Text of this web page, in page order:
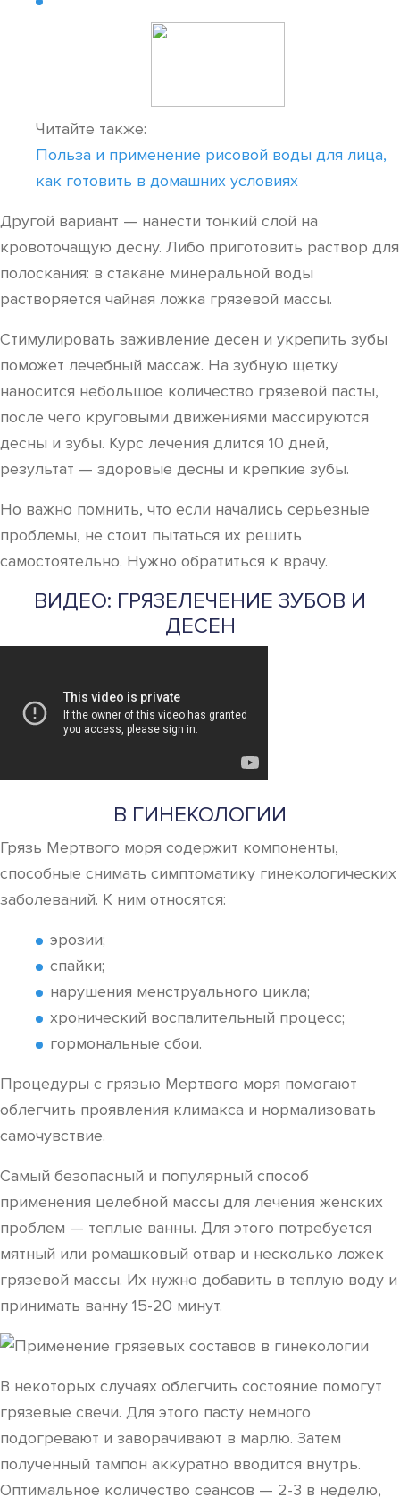
Читайте также:
Польза и применение рисовой воды для лица,
как готовить в домашних условиях
Другой вариант — нанести тонкий слой на
кровоточащую десну. Либо приготовить раствор для
полоскания: в стакане минеральной воды
растворяется чайная ложка грязевой массы.
Стимулировать заживление десен и укрепить зубы
поможет лечебный массаж. На зубную щетку
наносится небольшое количество грязевой пасты,
после чего круговыми движениями массируются
десны и зубы. Курс лечения длится 10 дней,
результат — здоровые десны и крепкие зубы.
Но важно помнить, что если начались серьезные
проблемы, не стоит пытаться их решить
самостоятельно. Нужно обратиться к врачу.
ВИДЕО: ГРЯЗЕЛЕЧЕНИЕ ЗУБОВ И
ДЕСЕН
В ГИНЕКОЛОГИИ
Грязь Мертвого моря содержит компоненты,
способные снимать симптоматику гинекологических
заболеваний. К ним относятся:
эрозии;
спайки;
нарушения менструального цикла;
хронический воспалительный процесс;
гормональные сбои.
Процедуры с грязью Мертвого моря помогают
облегчить проявления климакса и нормализовать
самочувствие.
Самый безопасный и популярный способ
применения целебной массы для лечения женских
проблем — теплые ванны. Для этого потребуется
мятный или ромашковый отвар и несколько ложек
грязевой массы. Их нужно добавить в теплую воду и
принимать ванну 15-20 минут.
В некоторых случаях облегчить состояние помогут
грязевые свечи. Для этого пасту немного
подогревают и заворачивают в марлю. Затем
полученный тампон аккуратно вводится внутрь.
Оптимальное количество сеансов — 2-3 в неделю,